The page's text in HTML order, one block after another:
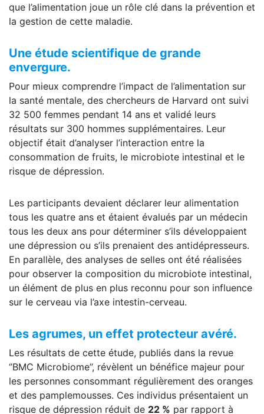
que l’alimentation joue un rôle clé dans la prévention et
la gestion de cette maladie.
Une étude scientifique de grande
envergure.
Pour mieux comprendre l’impact de l’alimentation sur
la santé mentale, des chercheurs de Harvard ont suivi
32 500 femmes pendant 14 ans et validé leurs
résultats sur 300 hommes supplémentaires. Leur
objectif était d’analyser l’interaction entre la
consommation de fruits, le microbiote intestinal et le
risque de dépression.
Les participants devaient déclarer leur alimentation
tous les quatre ans et étaient évalués par un médecin
tous les deux ans pour déterminer s’ils développaient
une dépression ou s’ils prenaient des antidépresseurs.
En parallèle, des analyses de selles ont été réalisées
pour observer la composition du microbiote intestinal,
un élément de plus en plus reconnu pour son influence
sur le cerveau via l’axe intestin-cerveau.
Les agrumes, un effet protecteur avéré.
Les résultats de cette étude, publiés dans la revue
‘’BMC Microbiome’’, révèlent un bénéfice majeur pour
les personnes consommant régulièrement des oranges
et des pamplemousses. Ces individus présentaient un
risque de dépression réduit de 22 % par rapport à